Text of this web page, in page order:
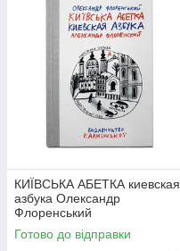
КИЇВСЬКА АБЕТКА киевская
азбука Олександр
Флоренський
Готово до відправки